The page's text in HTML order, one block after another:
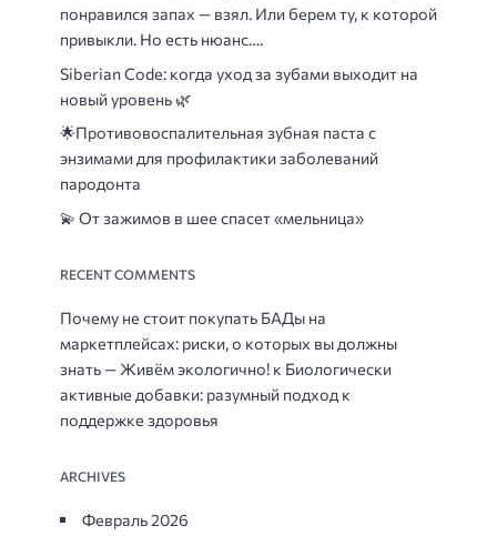
понравился запах — взял. Или берем ту, к которой
привыкли. Но есть нюанс….
Siberian Code: когда уход за зубами выходит на
новый уровень 🌿
🌟Противовоспалительная зубная паста с
энзимами для профилактики заболеваний
пародонта
💫 От зажимов в шее спасет «мельница»
RECENT COMMENTS
Почему не стоит покупать БАДы на
маркетплейсах: риски, о которых вы должны
знать — Живём экологично! к Биологически
активные добавки: разумный подход к
поддержке здоровья
ARCHIVES
Февраль 2026